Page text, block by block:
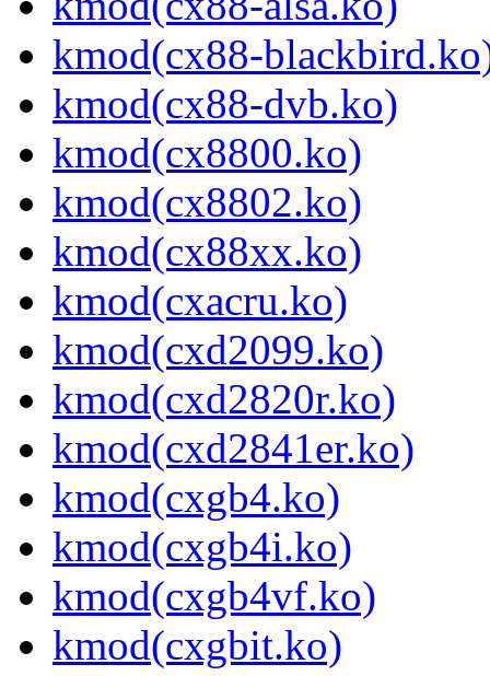
kmod(cx88-
kmod(cx88-dvb.ko)
kmod(cx8800.ko)
kmod(cx8802.ko)
kmod(cx88xx.ko)
kmod(cxacru.ko)
kmod(cxd2099.ko)
kmod(cxd2820r.ko)
kmod(cxd2841er.ko)
kmod(cxgb4.ko)
kmod(cxgb4i.ko)
kmod(cxgb4vf.ko)
kmod(cxgbit.ko)